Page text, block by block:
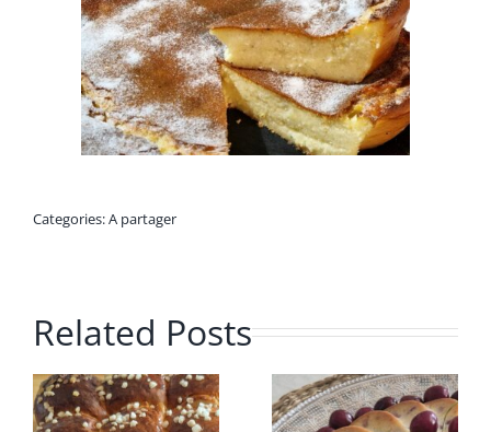
Categories:A partager
Related Posts